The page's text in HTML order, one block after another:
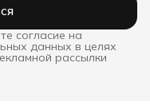
согласие на
данных в целях
рассылки